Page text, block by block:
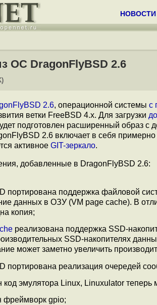
НОВОСТИ
ОС DragonFlyBSD 2.6
2.6, операционной системы с
ветки FreeBSD 4.x. Для загрузки
подготовлен расширенный образ с
2.6 включает в себя
активное GIT-зеркало.
добавленные в DragonFlyBSD 2.6:
портирована поддержка файловой
данных в ОЗУ (VM page cache). В
копия;
реализована поддержка SSD-
SSD-накопителях
может заметно увеличить
портирована реализация очередей
эмулятора Linux, Linuxulator теперь
фреймворк gpio;